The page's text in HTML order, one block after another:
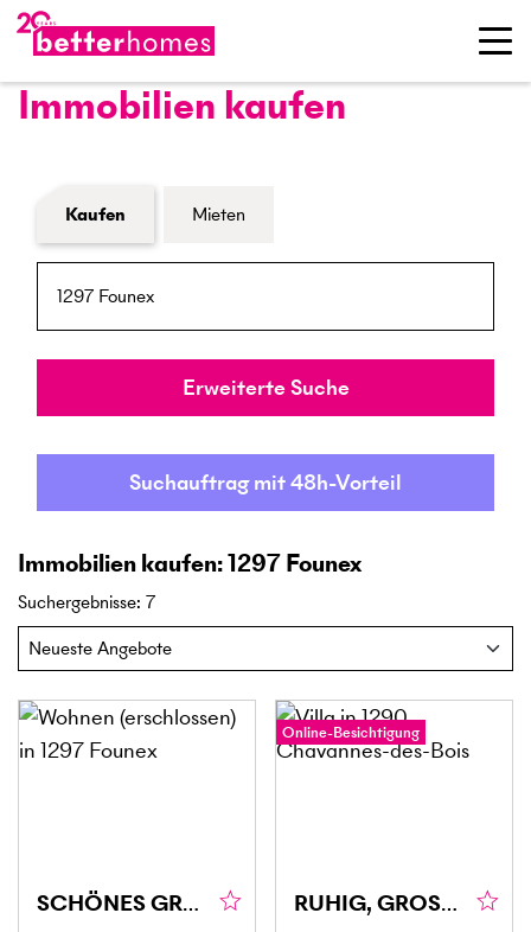
Immobilien kaufen
Formular Immobiliensuche
Kaufen Mieten
PLZ / Ort
Umkreis
Erweiterte Suche
Suchauftrag mit 48h-Vorteil
Immobilien kaufen: 1297 Founex
Suchergebnisse: 7
SCHÖNES GRUNDSTÜCK MIT GÜLTIGER BAUBEWILLIGUNG!
Online-Besichtigung
RUHIG, GROSSZÜGIG & STILVOLL